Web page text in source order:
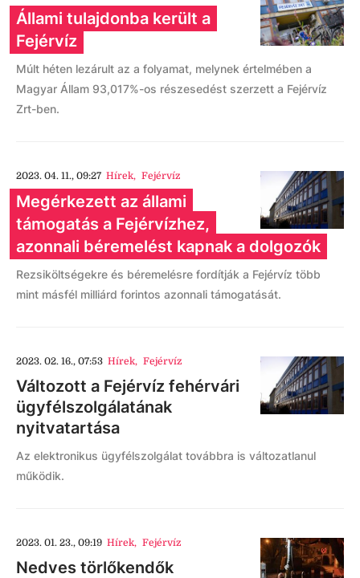
Állami tulajdonba került a
Fejérvíz
Múlt héten lezárult az a folyamat, melynek értelmében a
Magyar Állam 93,017%-os részesedést szerzett a Fejérvíz
Zrt-ben.
2023. 04. 11., 09:27 Hírek, Fejérvíz
Megérkezett az állami
támogatás a Fejérvízhez,
azonnali béremelést kapnak a dolgozók
Rezsiköltségekre és béremelésre fordítják a Fejérvíz több
mint másfél milliárd forintos azonnali támogatását.
2023. 02. 16., 07:53 Hírek, Fejérvíz
Változott a Fejérvíz fehérvári
ügyfélszolgálatának
nyitvatartása
Az elektronikus ügyfélszolgálat továbbra is változatlanul
működik.
2023. 01. 23., 09:19 Hírek, Fejérvíz
Nedves törlőkendők